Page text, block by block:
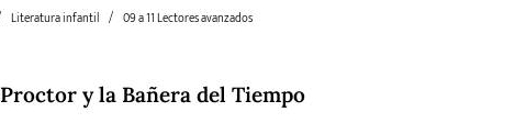
Horror Humor gráfico-Comic
Literatura infantil / 09 a 11 Lectores avanzados
y la Bañera del Tiempo